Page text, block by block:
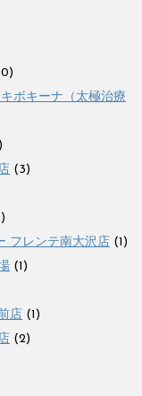
ボキーナ（太極治療
(3)
フレンテ南大沢店 (1)
(1)
店 (1)
(2)